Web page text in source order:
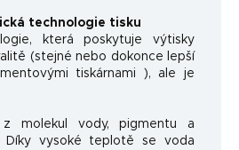
technologie tisku
která poskytuje výtisky
(stejné nebo dokonce lepší
tiskárnami ), ale je
molekul vody, pigmentu a
Díky vysoké teplotě se voda